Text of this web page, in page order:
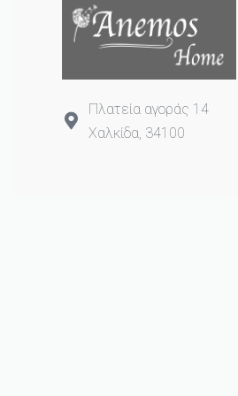
Πλατεία αγοράς 14
Χαλκίδα, 34100